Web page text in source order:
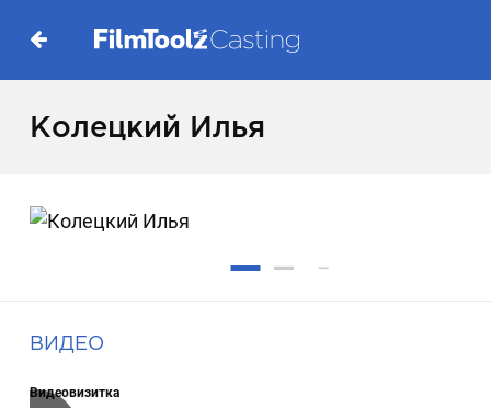
Колецкий Илья
ВИДЕО
Видеовизитка